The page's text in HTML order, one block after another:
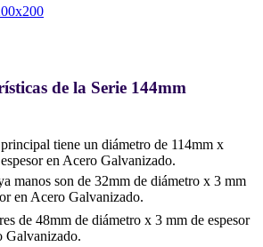
de la Serie 144mm
tiene un diámetro de 114mm x
en Acero Galvanizado.
manos son de 32mm de diámetro x 3 mm
en Acero Galvanizado.
de 48mm de diámetro x 3 mm de espesor
Galvanizado.